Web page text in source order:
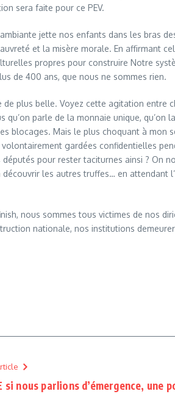
sera faite pour ce PEV.
jette nos enfants dans les bras
et la misère morale. En affirmant
propres pour construire Notre
de 400 ans, que nous ne sommes rien.
plus belle. Voyez cette agitation entre
parle de la monnaie unique, qu’on
blocages. Mais le plus choquant à mon
gardées confidentielles
pour rester taciturnes ainsi ? On
les autres truffes… en attendant
nous sommes tous victimes de nos
nationale, nos institutions
si nous parlions d’émergence, une